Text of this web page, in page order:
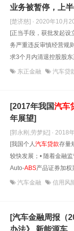
业务被暂停，上
[楚济慈] · 2020年10月
[正当手段，获批发起设
务严重违反审慎经营规
求3个月内清退控股股
东正金融 汽车贷
[2017年我国汽车
年展望]
[郭永刚,劳梦妃] · 2018
[我国个人汽车贷款存量
较快发展；• 随着金融
Auto-ABS产品证券加
汽车金融 信用风
[汽车金融周报（
办法》 新能源车